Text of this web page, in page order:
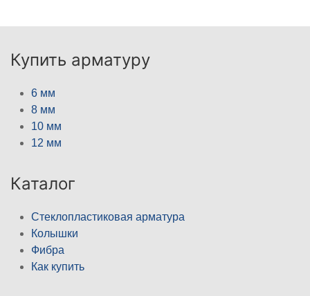
Купить арматуру
6 мм
8 мм
10 мм
12 мм
Каталог
Стеклопластиковая арматура
Колышки
Фибра
Как купить